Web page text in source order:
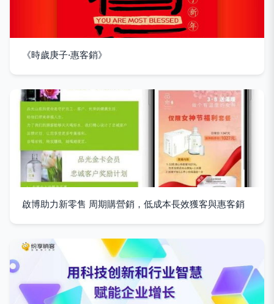
《時歲庚子·惠客銷》
啟博助力新零售 周期購營銷，低成本長效獲客與惠客銷